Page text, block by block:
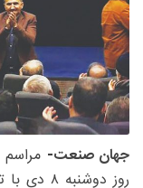
جهان صنعت- مراسم
روز